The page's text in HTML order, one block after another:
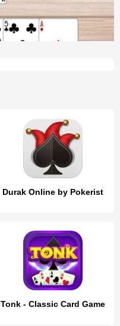
Durak Online by Pokerist
Tonk - Classic Card Game